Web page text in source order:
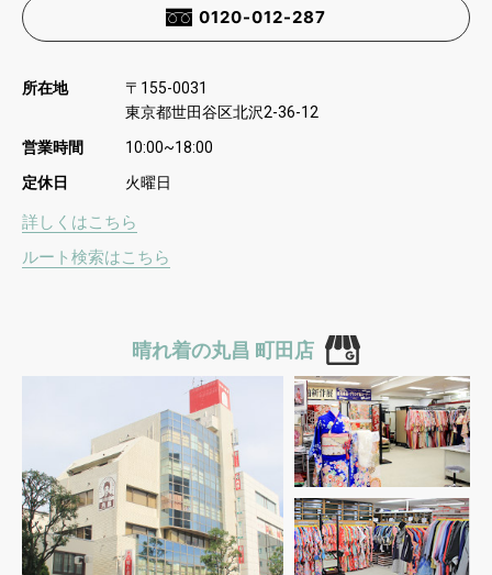
0120-012-287
所在地 〒 155-0031
東京都世田谷区北沢2-36-12
営業時間 10:00~18:00
定休日 火曜日
詳しくはこちら
ルート検索はこちら
晴れ着の丸昌 町田店